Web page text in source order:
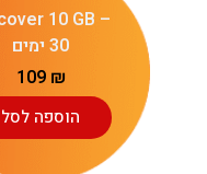
10 GB –
30 ימים
109 ₪
הוספה לסל